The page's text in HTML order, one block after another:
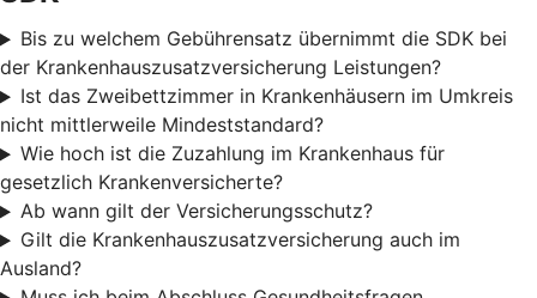
Bis zu welchem Gebührensatz übernimmt die SDK bei
der Krankenhauszusatzversicherung Leistungen?
Ist das Zweibettzimmer in Krankenhäusern im Umkreis
nicht mittlerweile Mindeststandard?
Wie hoch ist die Zuzahlung im Krankenhaus für
gesetzlich Krankenversicherte?
Ab wann gilt der Versicherungsschutz?
Gilt die Krankenhauszusatzversicherung auch im
Ausland?